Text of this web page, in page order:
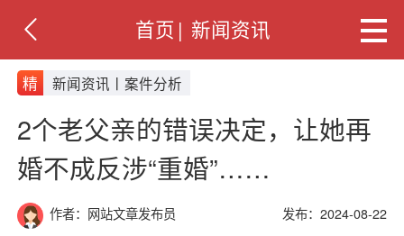
首页 | 新闻资讯
精 新闻资讯丨案件分析
2个老父亲的错误决定，让她再
婚不成反涉“重婚”……
作者：网站文章发布员 发布：2024-08-22